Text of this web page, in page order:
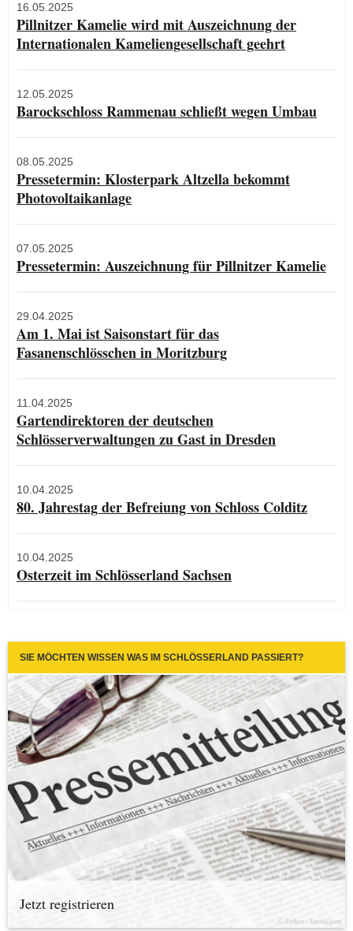
16.05.2025
Pillnitzer Kamelie wird mit Auszeichnung der
Internationalen Kameliengesellschaft geehrt
12.05.2025
Barockschloss Rammenau schließt wegen Umbau
08.05.2025
Pressetermin: Klosterpark Altzella bekommt
Photovoltaikanlage
07.05.2025
Pressetermin: Auszeichnung für Pillnitzer Kamelie
29.04.2025
​​​​​​​Am 1. Mai ist Saisonstart für das
Fasanenschlösschen in Moritzburg
11.04.2025
Gartendirektoren der deutschen
Schlösserverwaltungen zu Gast in Dresden
10.04.2025
80. Jahrestag der Befreiung von Schloss Colditz
10.04.2025
Osterzeit im Schlösserland Sachsen
SIE MÖCHTEN WISSEN WAS IM SCHLÖSSERLAND PASSIERT?
Jetzt registrieren